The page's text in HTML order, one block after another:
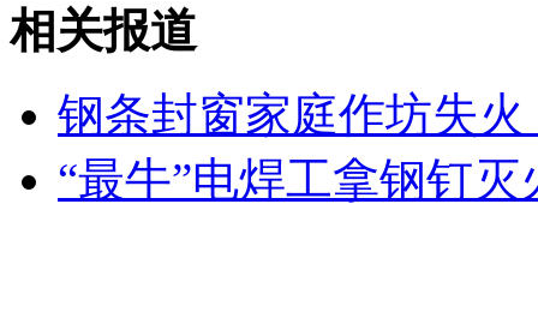
走！跟着总书记去植树
消防员救轻生者 花炮节热闹非凡 减压"枕头大战"
相关报道
钢条封窗家庭作坊失
“最牛”电焊工拿钢钉